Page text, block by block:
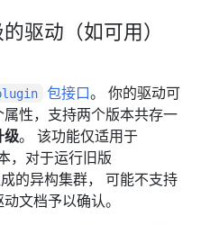
驱动（如可用）
包接口。 你的驱动可
性，支持两个版本共存一
级。 该功能仅适用于
，对于运行旧版
的异构集群， 可能不支持
文档予以确认。